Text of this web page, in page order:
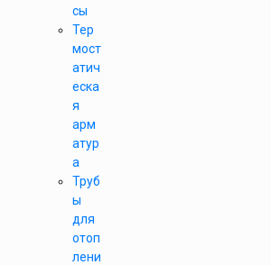
сы
Тер
мост
атич
еска
я
арм
атур
а
Труб
ы
для
отоп
лени